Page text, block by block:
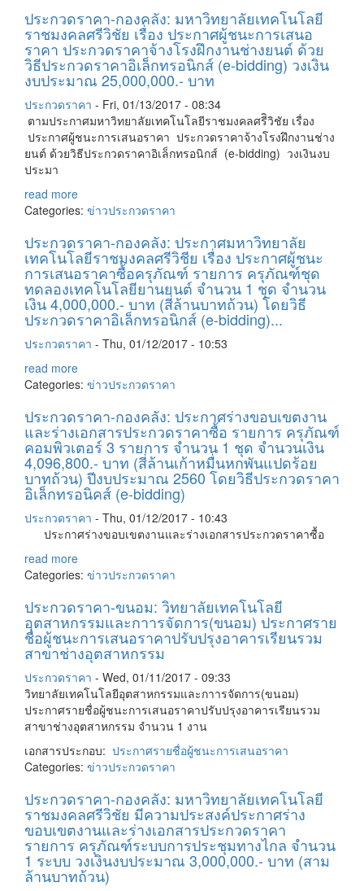
ประกวดราคา-กองคลัง: มหาวิทยาลัยเทคโนโลยี
ราชมงคลศรีวิชัย เรื่อง ประกาศผู้ชนะการเสนอ
ราคา ประกวดราคาจ้างโรงฝึกงานช่างยนต์ ด้วย
วิธีประกวดราคาอิเล็กทรอนิกส์ (e-bidding) วงเงิน
งบประมาณ 25,000,000.- บาท
ประกวดราคา - Fri, 01/13/2017 - 08:34
ตามประกาศมหาวิทยาลัยเทคโนโลยีราชมงคลศรีิวิชัย เรื่อง
ประกาศผู้ชนะการเสนอราคา ประกวดราคาจ้างโรงฝึกงานช่าง
ยนต์ ด้วยวิธีประกวดราคาอิเล็กทรอนิกส์ (e-bidding) วงเงินงบ
ประมา
read more
Categories: ข่าวประกวดราคา
ประกวดราคา-กองคลัง: ประกาศมหาวิทยาลัย
เทคโนโลยีราชมงคลศรีวิชีย เรื่อง ประกาศผู้ชนะ
การเสนอราคาซื้อครุภัณฑ์ รายการ ครุภัณฑ์ชุด
ทดลองเทคโนโลยียานยนต์ จำนวน 1 ชุด จำนวน
เงิน 4,000,000.- บาท (สี่ล้านบาทถ้วน) โดยวิธี
ประกวดราคาอิเล็กทรอนิกส์ (e-bidding)...
ประกวดราคา - Thu, 01/12/2017 - 10:53
read more
Categories: ข่าวประกวดราคา
ประกวดราคา-กองคลัง: ประกาศร่างขอบเขตงาน
และร่างเอกสารประกวดราคาซื้อ รายการ ครุภัณฑ์
คอมพิวเตอร์ 3 รายการ จำนวน 1 ชุด จำนวนเงิน
4,096,800.- บาท (สี่ล้านเก้าหมื่นหกพันแปดร้อย
บาทถ้วน) ปีงบประมาณ 2560 โดยวิธีประกวดราคา
อิเล็กทรอนิคส์ (e-bidding)
ประกวดราคา - Thu, 01/12/2017 - 10:43
ประกาศร่างขอบเขตงานและร่างเอกสารประกวดราคาซื้อ
read more
Categories: ข่าวประกวดราคา
ประกวดราคา-ขนอม: วิทยาลัยเทคโนโลยี
อุตสาหกรรมและกาารจัดการ(ขนอม) ประกาศราย
ชื่อผู้ชนะการเสนอราคาปรับปรุงอาคารเรียนรวม
สาขาช่างอุตสาหกรรม
ประกวดราคา - Wed, 01/11/2017 - 09:33
วิทยาลัยเทคโนโลยีอุตสาหกรรมและกาารจัดการ(ขนอม)
ประกาศรายชื่อผู้ชนะการเสนอราคาปรับปรุงอาคารเรียนรวม
สาขาช่างอุตสาหกรรม จำนวน 1 งาน
เอกสารประกอบ: ประกาศรายชื่อผู้ชนะการเสนอราคา
Categories: ข่าวประกวดราคา
ประกวดราคา-กองคลัง: มหาวิทยาลัยเทคโนโลยี
ราชมงคลศรีวิชัย มีความประสงค์ประกาศร่าง
ขอบเขตงานและร่างเอกสารประกวดราคา
รายการ ครุภัณฑ์ระบบการประชุมทางไกล จำนวน
1 ระบบ วงเงินงบประมาณ 3,000,000.- บาท (สาม
ล้านบาทถ้วน)